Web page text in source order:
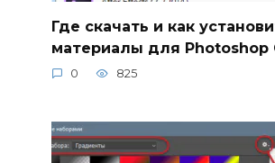
Где скачать и как
материалы для Photoshop
0 825